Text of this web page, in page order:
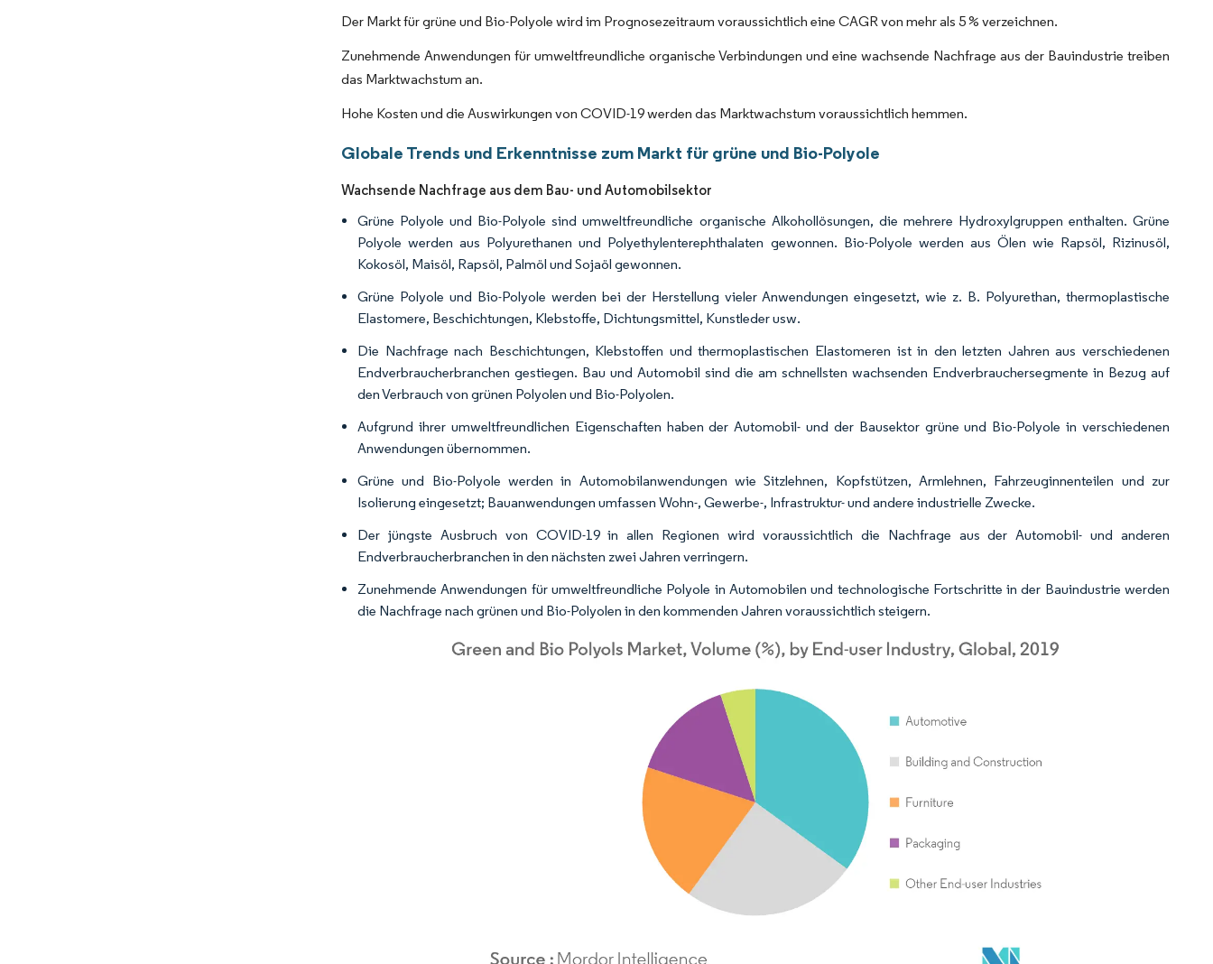
Der Markt für grüne und Bio-Polyole wird im Prognosezeitraum voraussichtlich eine CAGR von mehr als 5 % verzeichnen.
Zunehmende Anwendungen für umweltfreundliche organische Verbindungen und eine wachsende Nachfrage aus der Bauindustrie treiben
das Marktwachstum an.
Hohe Kosten und die Auswirkungen von COVID-19 werden das Marktwachstum voraussichtlich hemmen.
Globale Trends und Erkenntnisse zum Markt für grüne und Bio-Polyole
Wachsende Nachfrage aus dem Bau- und Automobilsektor
Grüne Polyole und Bio-Polyole sind umweltfreundliche organische Alkohollösungen, die mehrere Hydroxylgruppen enthalten. Grüne
Polyole werden aus Polyurethanen und Polyethylenterephthalaten gewonnen. Bio-Polyole werden aus Ölen wie Rapsöl, Rizinusöl,
Kokosöl, Maisöl, Rapsöl, Palmöl und Sojaöl gewonnen.
Grüne Polyole und Bio-Polyole werden bei der Herstellung vieler Anwendungen eingesetzt, wie z. B. Polyurethan, thermoplastische
Elastomere, Beschichtungen, Klebstoffe, Dichtungsmittel, Kunstleder usw.
Die Nachfrage nach Beschichtungen, Klebstoffen und thermoplastischen Elastomeren ist in den letzten Jahren aus verschiedenen
Endverbraucherbranchen gestiegen. Bau und Automobil sind die am schnellsten wachsenden Endverbrauchersegmente in Bezug auf
den Verbrauch von grünen Polyolen und Bio-Polyolen.
Aufgrund ihrer umweltfreundlichen Eigenschaften haben der Automobil- und der Bausektor grüne und Bio-Polyole in verschiedenen
Anwendungen übernommen.
Grüne und Bio-Polyole werden in Automobilanwendungen wie Sitzlehnen, Kopfstützen, Armlehnen, Fahrzeuginnenteilen und zur
Isolierung eingesetzt; Bauanwendungen umfassen Wohn-, Gewerbe-, Infrastruktur- und andere industrielle Zwecke.
Der jüngste Ausbruch von COVID-19 in allen Regionen wird voraussichtlich die Nachfrage aus der Automobil- und anderen
Endverbraucherbranchen in den nächsten zwei Jahren verringern.
Zunehmende Anwendungen für umweltfreundliche Polyole in Automobilen und technologische Fortschritte in der Bauindustrie werden
die Nachfrage nach grünen und Bio-Polyolen in den kommenden Jahren voraussichtlich steigern.